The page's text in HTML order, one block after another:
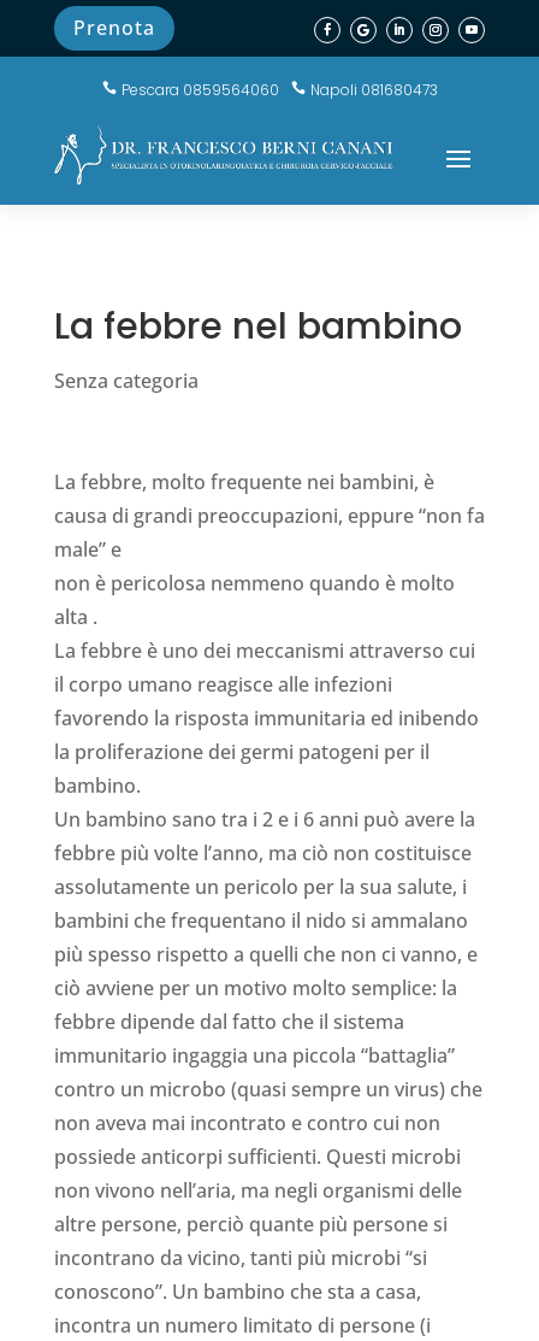
Prenota
 Pescara 0859564060  Napoli 081680473
La febbre nel bambino
Senza categoria
La febbre, molto frequente nei bambini, è
causa di grandi preoccupazioni, eppure “non fa
male” e
non è pericolosa nemmeno quando è molto
alta .
La febbre è uno dei meccanismi attraverso cui
il corpo umano reagisce alle infezioni
favorendo la risposta immunitaria ed inibendo
la proliferazione dei germi patogeni per il
bambino.
Un bambino sano tra i 2 e i 6 anni può avere la
febbre più volte l’anno, ma ciò non costituisce
assolutamente un pericolo per la sua salute, i
bambini che frequentano il nido si ammalano
più spesso rispetto a quelli che non ci vanno, e
ciò avviene per un motivo molto semplice: la
febbre dipende dal fatto che il sistema
immunitario ingaggia una piccola “battaglia”
contro un microbo (quasi sempre un virus) che
non aveva mai incontrato e contro cui non
possiede anticorpi sufficienti. Questi microbi
non vivono nell’aria, ma negli organismi delle
altre persone, perciò quante più persone si
incontrano da vicino, tanti più microbi “si
conoscono”. Un bambino che sta a casa,
incontra un numero limitato di persone (i